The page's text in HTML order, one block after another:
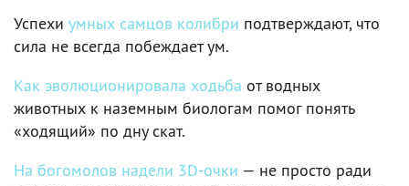
Успехи умных самцов колибри подтверждают, что
сила не всегда побеждает ум.
Как эволюционировала ходьба от водных
животных к наземным биологам помог понять
«ходящий» по дну скат.
На богомолов надели 3D-очки — не просто ради